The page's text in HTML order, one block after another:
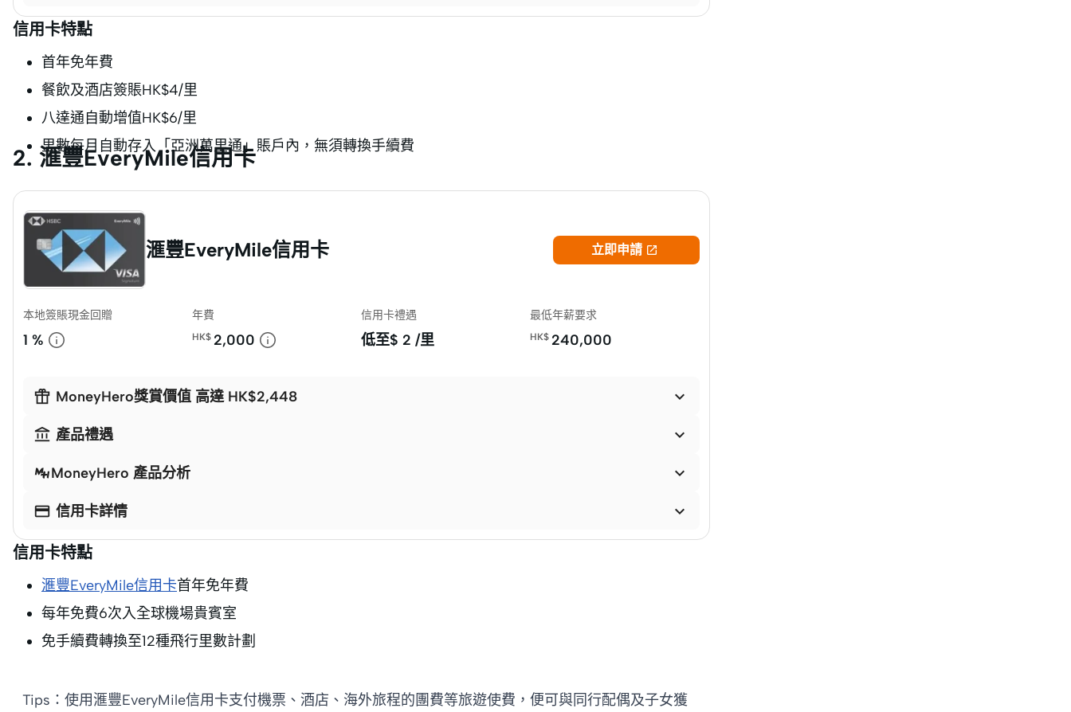
信用卡特點
首年免年費
餐飲及酒店簽賬HK$4/里
八達通自動增值HK$6/里
里數每月自動存入「亞洲萬里通」賬戶內，無須轉換手續費
2. 滙豐EveryMile信用卡
滙豐EveryMile信用卡 立即申請 
本地簽賬現金回贈
1 %
年費
HK$ 2,000
信用卡禮遇
低至$ 2 /里
最低年薪要求
HK$ 240,000
 MoneyHero獎賞價值 高達 HK$2,448 
 產品禮遇 
MoneyHero 產品分析 
 信用卡詳情 
信用卡特點
滙豐EveryMile信用卡首年免年費
每年免費6次入全球機場貴賓室
免手續費轉換至12種飛行里數計劃
Tips：使用滙豐EveryMile信用卡支付機票、酒店、海外旅程的團費等旅遊使費，便可與同行配偶及子女獲